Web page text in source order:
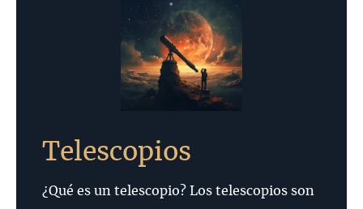
Telescopios
¿Qué es un telescopio? Los telescopios son